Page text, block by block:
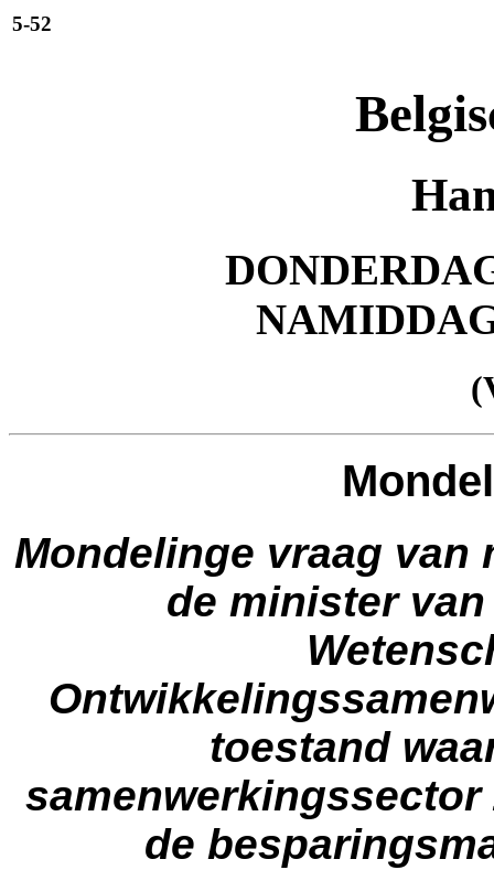
5-52
Mondelinge vraag van
de minister
toestand
de